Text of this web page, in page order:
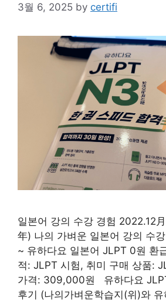
3월 6, 2025 by certifi
일본어 강의 수강 경험 2022.12
年) 나의 가벼운 일본어 강의 수
~ 유하다요 일본어 JLPT 0원 환
적: JLPT 시험, 취미 구매 상품:
가격: 309,000원 유하다요
후기 (나의가벼운학습지(위)와